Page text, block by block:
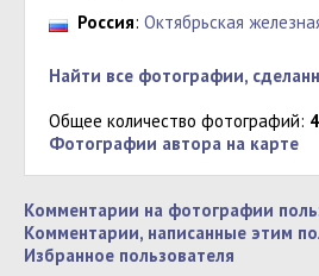
Россия: Октябрьская
Найти все фотографии,
Общее количество фотографий:
Фотографии автора на карте
Комментарии на фотографии
Комментарии, написанные этим
Избранное пользователя